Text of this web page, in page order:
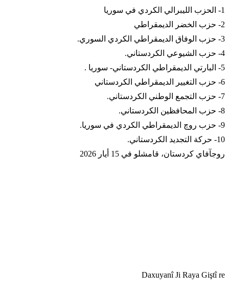
1- الحزب الليبرالي الكردي في سوريا
2- حزب الخضر الديمقراطي
3- حزب الوفاق الديمقراطي الكردي السوري.
4- حزب الشيوعي الكردستاني.
5- البارتي الديمقراطي الكردستاني- سوريا .
6- حزب التغيير الديمقراطي الكردستاني
7- حزب التجمع الوطني الكردستاني.
8- حزب المحافظين الكردستاني.
9- حزب روچ الديمقراطي الكردي في سوريا.
10- حركة التجديد الكردستاني.
روجآفاي كردستان، قامشلو في 15 أيار 2026
Daxuyanî Ji Raya Giştî re